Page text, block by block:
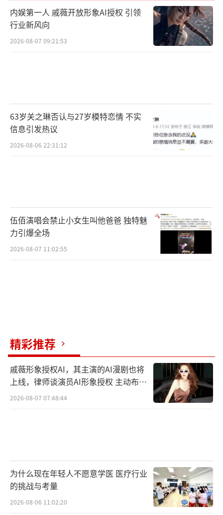
内娱第一人 戚薇开放形象AI授权 引领
行业新风向
2026-08-07 09:21:53
63岁关之琳否认与27岁模特恋情 不实
信息引发热议
2026-08-06 22:31:12
伍佰演唱会禁止小女生叫他爸爸 独特魅
力引爆全场
2026-08-07 11:02:55
精彩推荐
戚薇形象授权AI，其主演的AI漫剧也将
上线，律师谈演员AI形象授权 主动布局
数字资产
2026-08-07 07:48:44
为什么现在年轻人不愿意学医 医疗行业
的挑战与考量
2026-08-06 11:02:20